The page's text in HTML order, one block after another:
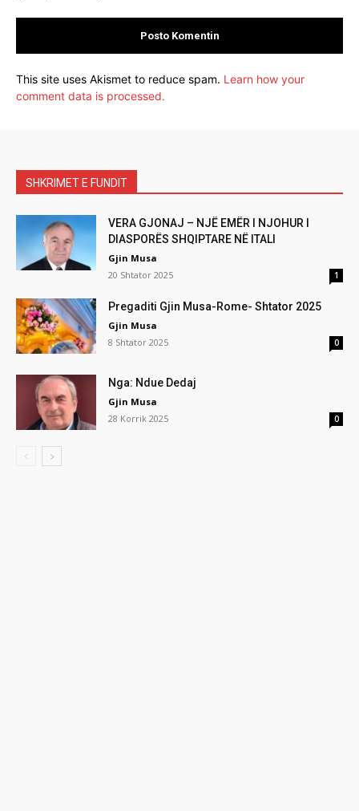
This site uses Akismet to reduce spam. Learn how your
comment data is processed.
SHKRIMET E FUNDIT
VERA GJONAJ – NJË EMËR I NJOHUR I
DIASPORËS SHQIPTARE NË ITALI
Gjin Musa
20 Shtator 2025
1
Pregaditi Gjin Musa-Rome- Shtator 2025
Gjin Musa
8 Shtator 2025
0
Nga: Ndue Dedaj
Gjin Musa
28 Korrik 2025
0